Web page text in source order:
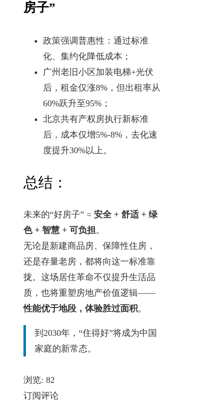
房子”
政策强调普惠性：通过标准
化、集约化降低成本；
广州老旧小区加装电梯+光伏
后，租金仅涨8%，但出租率从
60%跃升至95%；
北京共有产权房执行新标准
后，成本仅增5%-8%，去化速
度提升30%以上。
总结：
未来的“好房子” = 安全 + 舒适 + 绿
色 + 智慧 + 可负担。
无论是新建商品房、保障性住房，
还是存量老房，都将向这一标准靠
拢。这场居住革命不仅提升生活品
质，也将重塑房地产价值逻辑——
性能优于地段，体验胜过面积。
到2030年，“住得好”将成为中国
家庭的新常态。
浏览: 82
订阅评论